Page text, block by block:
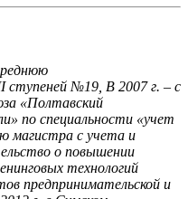
ступеней №19, В 2007 г. – с
«Полтавский
по специальности «учет
магистра с учета и
о повышении
технологий
предпринимательской и